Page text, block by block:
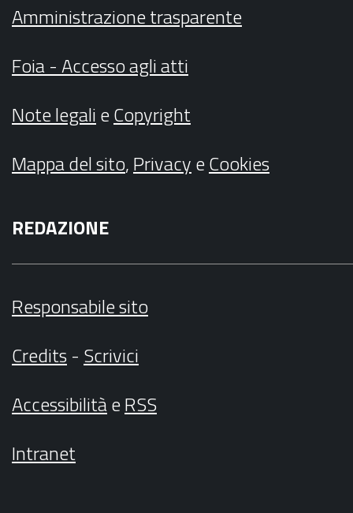
Amministrazione trasparente
Foia - Accesso agli atti
Note legalieCopyright
Mappa del sito,PrivacyeCookies
REDAZIONE
Responsabile sito
Credits- Scrivici
AccessibilitàeRSS
Intranet